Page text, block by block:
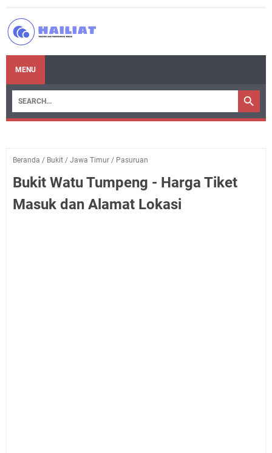
MENU
Beranda / Bukit / Jawa Timur / Pasuruan
Bukit Watu Tumpeng - Harga Tiket
Masuk dan Alamat Lokasi